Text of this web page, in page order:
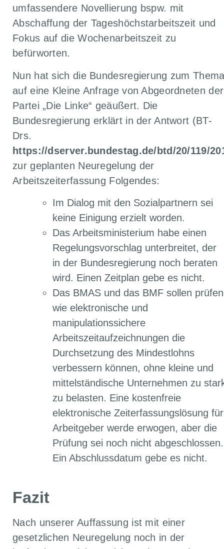
umfassendere Novellierung bspw. mit
Abschaffung der Tageshöchstarbeitszeit und
Fokus auf die Wochenarbeitszeit zu
befürworten.
Nun hat sich die Bundesregierung zum
auf eine Kleine Anfrage von Abgeordneten der
Partei „Die Linke“ geäußert. Die
Bundesregierung erklärt in der Antwort (BT-
Drs.
https://dserver.bundestag.de/btd/20/119/
zur geplanten Neuregelung der
Arbeitszeiterfassung Folgendes:
Im Dialog mit den Sozialpartnern sei
keine Einigung erzielt worden.
Das Arbeitsministerium habe einen
Regelungsvorschlag unterbreitet, der
in der Bundesregierung noch beraten
wird. Einen Zeitplan gebe es nicht.
Das BMAS und das BMF sollen
wie elektronische und
manipulationssichere
Arbeitszeitaufzeichnungen die
Durchsetzung des Mindestlohns
verbessern können, ohne kleine und
mittelständische Unternehmen zu
zu belasten. Eine kostenfreie
elektronische Zeiterfassungslösung für
Arbeitgeber werde erwogen, aber die
Prüfung sei noch nicht abgeschlossen.
Ein Abschlussdatum gebe es nicht.
Fazit
Nach unserer Auffassung ist mit einer
gesetzlichen Neuregelung noch in der